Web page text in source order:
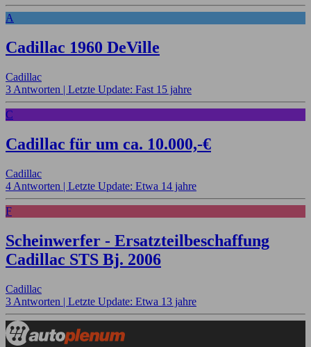
A
Cadillac 1960 DeVille
Cadillac
3 Antworten | Letzte Update: Fast 15 jahre
C
Cadillac für um ca. 10.000,-€
Cadillac
4 Antworten | Letzte Update: Etwa 14 jahre
F
Scheinwerfer - Ersatzteilbeschaffung
Cadillac STS Bj. 2006
Cadillac
3 Antworten | Letzte Update: Etwa 13 jahre